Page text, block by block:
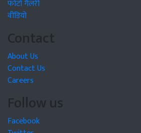
फोटो गैलरी
वीडियो
Contact
About Us
Contact Us
Careers
Follow us
Facebook